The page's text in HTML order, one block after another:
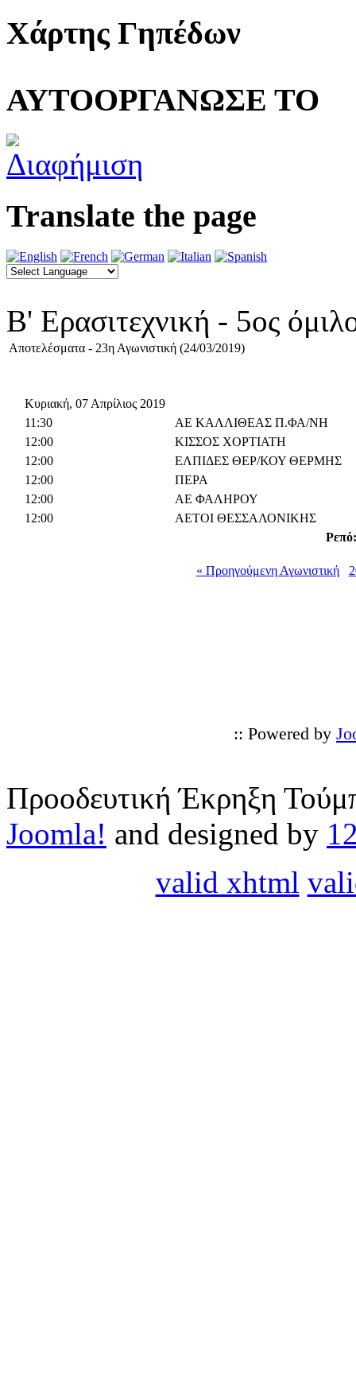
Χάρτης Γηπέδων
ΑΥΤΟΟΡΓΑΝΩΣΕ ΤΟ
Translate the page
Β' Ερασιτεχνική - 5ος
Αποτελέσματα - 23η Αγωνιστική (24/03/2019)
Κυριακή, 07 Απρίλιος 2019
11:30
ΑΕ ΚΑΛΛΙΘΕΑΣ Π.ΦΑ/ΝΗ
12:00
ΚΙΣΣΟΣ ΧΟΡΤΙΑΤΗ
12:00
ΕΛΠΙΔΕΣ ΘΕΡ/ΚΟΥ ΘΕΡΜΗΣ
12:00
ΠΕΡΑ
12:00
ΑΕ ΦΑΛΗΡΟΥ
12:00
ΑΕΤΟΙ ΘΕΣΣΑΛΟΝΙΚΗΣ
Ρεπό:
« Προηγούμενη Αγωνιστική
:: Powered by
Προοδευτική Έκρηξη
Joomla! and designed by
valid xhtml